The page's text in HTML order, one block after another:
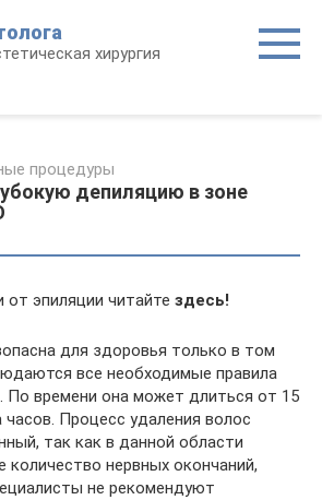
хирургия
процедуры
депиляцию в зоне
от эпиляции читайте здесь!
для здоровья только в том
все необходимые правила
По времени она может длиться от 15
Процесс удаления волос
так как в данной области
количество нервных окончаний,
не рекомендуют